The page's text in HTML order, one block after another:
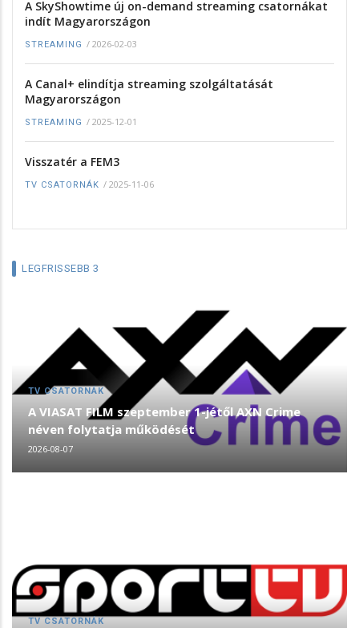
A SkyShowtime új on-demand streaming csatornákat
indít Magyarországon
STREAMING / 2026-02-03
A Canal+ elindítja streaming szolgáltatását
Magyarországon
STREAMING / 2025-12-01
Visszatér a FEM3
TV CSATORNÁK / 2025-11-06
LEGFRISSEBB 3
TV CSATORNÁK
A VIASAT FILM szeptember 1-jétől AXN Crime
néven folytatja működését
2026-08-07
TV CSATORNÁK